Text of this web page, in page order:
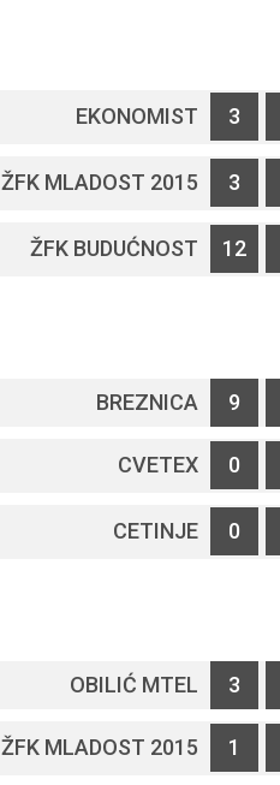
EKONOMIST 3
ŽFK MLADOST 2015 3
ŽFK BUDUĆNOST 12
BREZNICA 9
CVETEX 0
CETINJE 0
OBILIĆ MTEL 3
ŽFK MLADOST 2015 1